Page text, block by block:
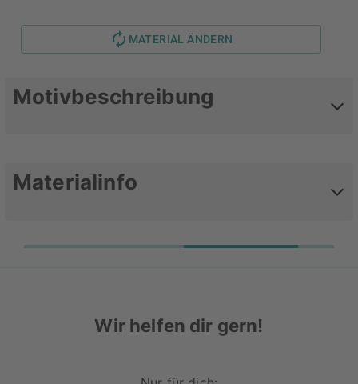
MATERIAL ÄNDERN
Motivbeschreibung
Materialinfo
Deine Motive als Leinwand
Von Hand wird das Material auf einen
gezogen, wodurch eine dreidimensionale
Wir helfen dir gern!